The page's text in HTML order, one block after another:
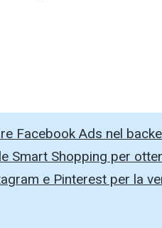
Facebook Ads nel
Smart Shopping per
e Pinterest per la